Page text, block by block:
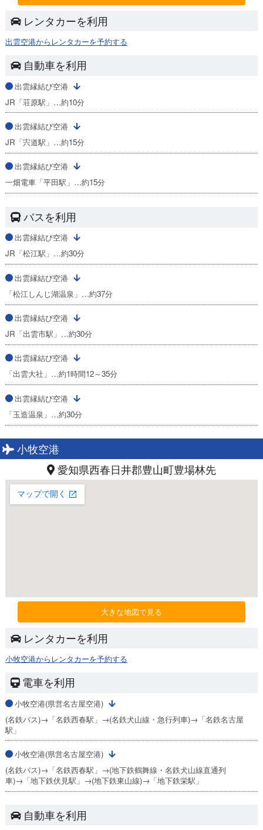
レンタカーを利用
出雲空港からレンタカーを予約する
自動車を利用
出雲縁結び空港
JR「荘原駅」…約10分
出雲縁結び空港
JR「宍道駅」…約15分
出雲縁結び空港
一畑電車「平田駅」…約15分
バスを利用
出雲縁結び空港
JR「松江駅」…約30分
出雲縁結び空港
「松江しんじ湖温泉」…約37分
出雲縁結び空港
JR「出雲市駅」…約30分
出雲縁結び空港
「出雲大社」…約1時間12～35分
出雲縁結び空港
「玉造温泉」…約30分
小牧空港
愛知県西春日井郡豊山町豊場林先
大きな地図で見る
レンタカーを利用
小牧空港からレンタカーを予約する
電車を利用
小牧空港(県営名古屋空港)
(名鉄バス)→「名鉄西春駅」→(名鉄犬山線・急行列車)→「名鉄名古屋
駅」
小牧空港(県営名古屋空港)
(名鉄バス)→「名鉄西春駅」→(地下鉄鶴舞線・名鉄犬山線直通列
車)→「地下鉄伏見駅」→(地下鉄東山線)→「地下鉄栄駅」
自動車を利用